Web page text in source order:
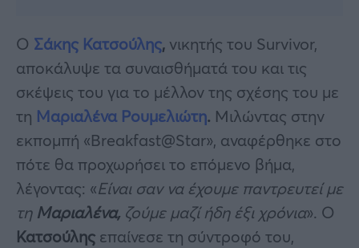
Ο Σάκης Κατσούλης, νικητής του Survivor,
αποκάλυψε τα συναισθήματά του και τις
σκέψεις του για το μέλλον της σχέσης του με
τη Μαριαλένα Ρουμελιώτη. Μιλώντας στην
εκπομπή «Breakfast@Star», αναφέρθηκε στο
πότε θα προχωρήσει το επόμενο βήμα,
λέγοντας: «Είναι σαν να έχουμε παντρευτεί με
τη Μαριαλένα, ζούμε μαζί ήδη έξι χρόνια». Ο
Κατσούλης επαίνεσε τη σύντροφό του,